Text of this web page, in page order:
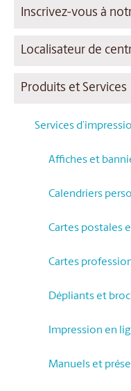
Inscrivez-vous à
Localisateur de
Produits et Services
Services
Affiches et
Calendriers
Cartes postales
Cartes
Dépliants et
Impression en
Manuels et